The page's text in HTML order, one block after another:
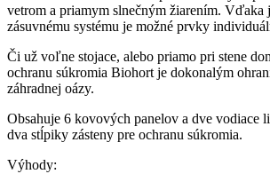
vetrom a priamym slnečným žiarením. Vďaka
zásuvnému systému je možné prvky
Či už voľne stojace, alebo priamo pri stene
ochranu súkromia Biohort je dokonalým
záhradnej oázy.
Obsahuje 6 kovových panelov a dve vodiace
dva stĺpiky zásteny pre ochranu súkromia.
Výhody: